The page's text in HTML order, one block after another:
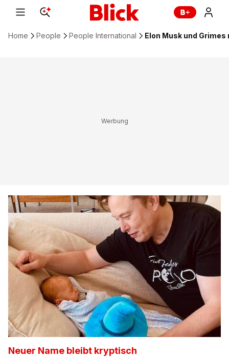
Home People People International Elon Musk und
Neuer Name bleibt kryptisch